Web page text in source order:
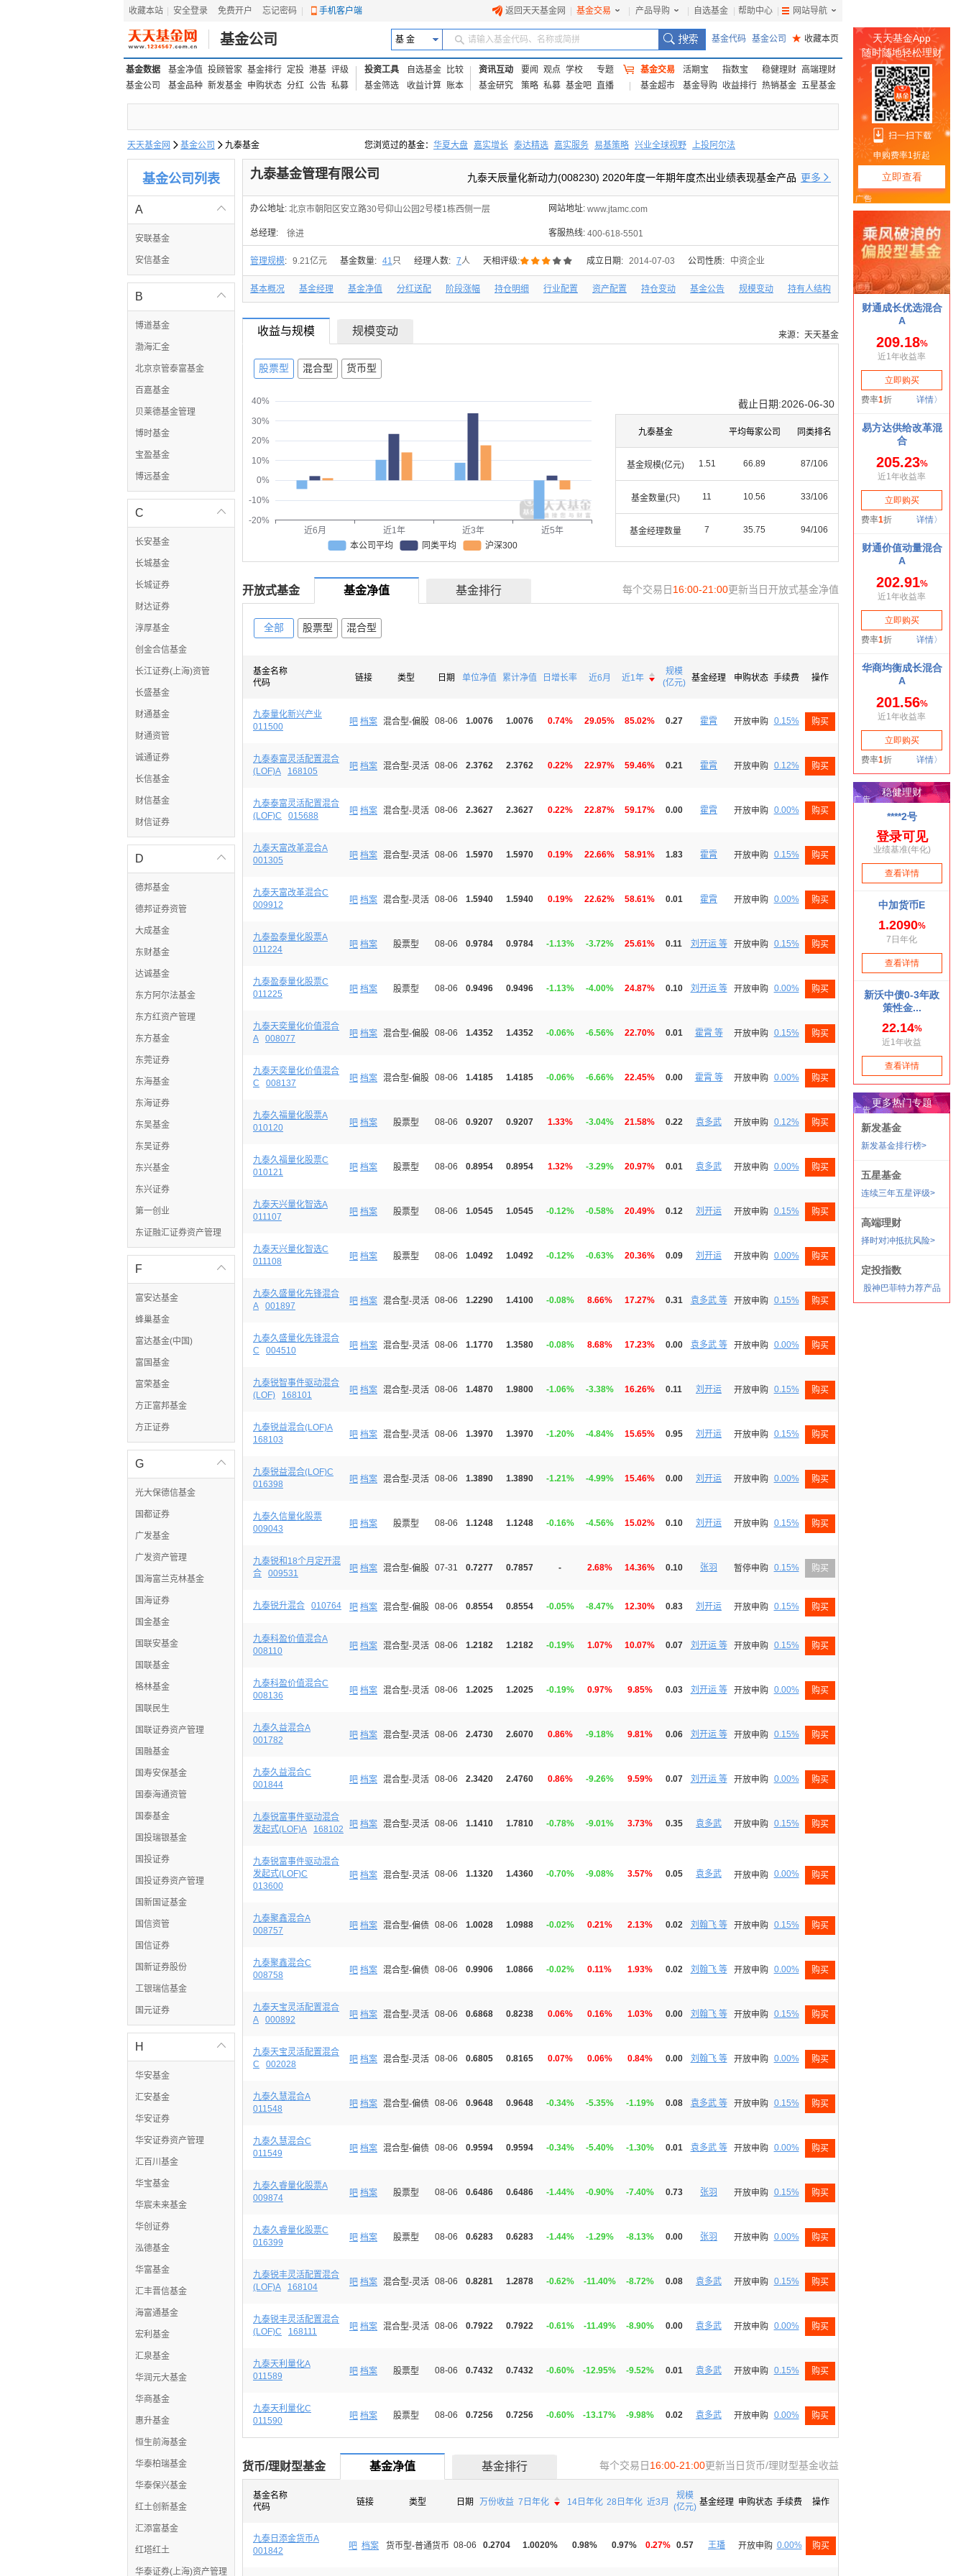
收藏本站 安全登录 免费开户 忘记密码 手机客户端 返回天天基金网 基金交易 产品导购 自选基金 帮助中心 网站导航
基金公司 基 金 请输入基金代码、名称或简拼 基金代码 基金公司 ★ 收藏本页
基金数据 基金净值 投顾管家 基金排行 定投 港基 评级
基金公司
基金品种 新发基金 申购状态 分红 公告 私募
投资工具 自选基金
比较
基金筛选
收益计算 账本
资讯互动 要闻 观点 学校
专题
基金研究
策略 私募 基金吧 直播
基金交易 活期宝 指数宝 稳健理财 高端理财
基金超市
基金导购 收益排行 热销基金 五星基金
天天基金网  基金公司  九泰基金 您浏览过的基金： 华夏大盘 嘉实增长 泰达精选 嘉实服务 易基策略 兴业全球视野 上投阿尔法
易方达上证中盘ETF联接A
基金公司列表

A
安联基金
安信基金

B
博道基金
渤海汇金
北京京管泰富基金
百嘉基金
贝莱德基金管理
博时基金
宝盈基金
博远基金

C
长安基金
长城基金
长城证券
财达证券
淳厚基金
创金合信基金
长江证券(上海)资管
长盛基金
财通基金
财通资管
诚通证券
长信基金
财信基金
财信证券

D
德邦基金
德邦证券资管
大成基金
东财基金
达诚基金
东方阿尔法基金
东方红资产管理
东方基金
东莞证券
东海基金
东海证券
东吴基金
东吴证券
东兴基金
东兴证券
第一创业
东证融汇证券资产管理

F
富安达基金
蜂巢基金
富达基金(中国)
富国基金
富荣基金
方正富邦基金
方正证券

G
光大保德信基金
国都证券
广发基金
广发资产管理
国海富兰克林基金
国海证券
国金基金
国联安基金
国联基金
格林基金
国联民生
国联证券资产管理
国融基金
国寿安保基金
国泰海通资管
国泰基金
国投瑞银基金
国投证券
国投证券资产管理
国新国证基金
国信资管
国信证券
国新证券股份
工银瑞信基金
国元证券

H
华安基金
汇安基金
华安证券
华安证券资产管理
汇百川基金
华宝基金
华宸未来基金
华创证券
泓德基金
华富基金
汇丰晋信基金
海富通基金
宏利基金
汇泉基金
华润元大基金
华商基金
惠升基金
恒生前海基金
华泰柏瑞基金
华泰保兴基金
红土创新基金
汇添富基金
红塔红土
华泰证券(上海)资产管理
九泰基金管理有限公司 九泰天辰量化新动力(008230) 2020年度一年期年度杰出业绩表现基金产品 更多 
办公地址: 北京市朝阳区安立路30号仰山公园2号楼1栋西侧一层
总经理: 徐进
网站地址: www.jtamc.com
客服热线: 400-618-5501
管理规模: 9.21亿元 基金数量: 41只 经理人数: 7人 天相评级: 成立日期: 2014-07-03 公司性质: 中资企业
基本概况 基金经理 基金净值 分红送配 阶段涨幅 持仓明细 行业配置 资产配置 持仓变动 基金公告 规模变动 持有人结构
收益与规模 规模变动 来源：天天基金
股票型 混合型 货币型
-20%
-10%
0%
10%
20%
30%
40%
近6月 近1年 近3年
近5年
本公司平均
同类平均 沪深300
截止日期:2026-06-30
九泰基金 平均每家公司 同类排名
基金规模(亿元) 1.51 66.89 87/106
基金数量(只) 11 10.56 33/106
基金经理数量 7 35.75 94/106
开放式基金 基金净值 基金排行 每个交易日 16:00-21:00更新当日开放式基金净值
全部 股票型 混合型
基金名称
代码
链接 类型 日期 单位净值 累计净值 日增长率 近6月 近1年 

规模
(亿元)
基金经理 申购状态 手续费 操作
九泰量化新兴产业
011500
吧 档案 混合型-偏股 08-06 1.0076 1.0076 0.74% 29.05% 85.02% 0.27 霍霄 开放申购 0.15% 购买
九泰泰富灵活配置混合
(LOF)A
168105 吧 档案 混合型-灵活 08-06 2.3762 2.3762 0.22% 22.97% 59.46% 0.21 霍霄 开放申购 0.12% 购买
九泰泰富灵活配置混合
(LOF)C
015688 吧 档案 混合型-灵活 08-06 2.3627 2.3627 0.22% 22.87% 59.17% 0.00 霍霄 开放申购 0.00% 购买
九泰天富改革混合A
001305
吧 档案 混合型-灵活 08-06 1.5970 1.5970 0.19% 22.66% 58.91% 1.83 霍霄 开放申购 0.15% 购买
九泰天富改革混合C
009912
吧 档案 混合型-灵活 08-06 1.5940 1.5940 0.19% 22.62% 58.61% 0.01 霍霄 开放申购 0.00% 购买
九泰盈泰量化股票A
011224
吧 档案 股票型 08-06 0.9784 0.9784 -1.13% -3.72% 25.61% 0.11 刘开运 等 开放申购 0.15% 购买
九泰盈泰量化股票C
011225
吧 档案 股票型 08-06 0.9496 0.9496 -1.13% -4.00% 24.87% 0.10 刘开运 等 开放申购 0.00% 购买
九泰天奕量化价值混合
A
008077 吧 档案 混合型-偏股 08-06 1.4352 1.4352 -0.06% -6.56% 22.70% 0.01 霍霄 等 开放申购 0.15% 购买
九泰天奕量化价值混合
C
008137 吧 档案 混合型-偏股 08-06 1.4185 1.4185 -0.06% -6.66% 22.45% 0.00 霍霄 等 开放申购 0.00% 购买
九泰久福量化股票A
010120
吧 档案 股票型 08-06 0.9207 0.9207 1.33% -3.04% 21.58% 0.22 袁多武 开放申购 0.12% 购买
九泰久福量化股票C
010121
吧 档案 股票型 08-06 0.8954 0.8954 1.32% -3.29% 20.97% 0.01 袁多武 开放申购 0.00% 购买
九泰天兴量化智选A
011107
吧 档案 股票型 08-06 1.0545 1.0545 -0.12% -0.58% 20.49% 0.12 刘开运 开放申购 0.15% 购买
九泰天兴量化智选C
011108
吧 档案 股票型 08-06 1.0492 1.0492 -0.12% -0.63% 20.36% 0.09 刘开运 开放申购 0.00% 购买
九泰久盛量化先锋混合
A
001897 吧 档案 混合型-灵活 08-06 1.2290 1.4100 -0.08% 8.66% 17.27% 0.31 袁多武 等 开放申购 0.15% 购买
九泰久盛量化先锋混合
C
004510 吧 档案 混合型-灵活 08-06 1.1770 1.3580 -0.08% 8.68% 17.23% 0.00 袁多武 等 开放申购 0.00% 购买
九泰锐智事件驱动混合
(LOF)
168101 吧 档案 混合型-灵活 08-06 1.4870 1.9800 -1.06% -3.38% 16.26% 0.11 刘开运 开放申购 0.15% 购买
九泰锐益混合(LOF)A
168103
吧 档案 混合型-灵活 08-06 1.3970 1.3970 -1.20% -4.84% 15.65% 0.95 刘开运 开放申购 0.15% 购买
九泰锐益混合(LOF)C
016398
吧 档案 混合型-灵活 08-06 1.3890 1.3890 -1.21% -4.99% 15.46% 0.00 刘开运 开放申购 0.00% 购买
九泰久信量化股票
009043
吧 档案 股票型 08-06 1.1248 1.1248 -0.16% -4.56% 15.02% 0.10 刘开运 开放申购 0.15% 购买
九泰锐和18个月定开混
合
009531 吧 档案 混合型-偏股 07-31 0.7277 0.7857 - 2.68% 14.36% 0.10 张羽 暂停申购 0.15% 购买
九泰锐升混合 010764 吧 档案 混合型-偏股 08-06 0.8554 0.8554 -0.05% -8.47% 12.30% 0.83 刘开运 开放申购 0.15% 购买
九泰科盈价值混合A
008110
吧 档案 混合型-灵活 08-06 1.2182 1.2182 -0.19% 1.07% 10.07% 0.07 刘开运 等 开放申购 0.15% 购买
九泰科盈价值混合C
008136
吧 档案 混合型-灵活 08-06 1.2025 1.2025 -0.19% 0.97% 9.85% 0.03 刘开运 等 开放申购 0.00% 购买
九泰久益混合A
001782
吧 档案 混合型-灵活 08-06 2.4730 2.6070 0.86% -9.18% 9.81% 0.06 刘开运 等 开放申购 0.15% 购买
九泰久益混合C
001844
吧 档案 混合型-灵活 08-06 2.3420 2.4760 0.86% -9.26% 9.59% 0.07 刘开运 等 开放申购 0.00% 购买
九泰锐富事件驱动混合
发起式(LOF)A
168102 吧 档案 混合型-灵活 08-06 1.1410 1.7810 -0.78% -9.01% 3.73% 0.35 袁多武 开放申购 0.15% 购买
九泰锐富事件驱动混合
发起式(LOF)C
013600
吧 档案 混合型-灵活 08-06 1.1320 1.4360 -0.70% -9.08% 3.57% 0.05 袁多武 开放申购 0.00% 购买
九泰聚鑫混合A
008757
吧 档案 混合型-偏债 08-06 1.0028 1.0988 -0.02% 0.21% 2.13% 0.02 刘翰飞 等 开放申购 0.15% 购买
九泰聚鑫混合C
008758
吧 档案 混合型-偏债 08-06 0.9906 1.0866 -0.02% 0.11% 1.93% 0.02 刘翰飞 等 开放申购 0.00% 购买
九泰天宝灵活配置混合
A
000892 吧 档案 混合型-灵活 08-06 0.6868 0.8238 0.06% 0.16% 1.03% 0.00 刘翰飞 等 开放申购 0.15% 购买
九泰天宝灵活配置混合
C
002028 吧 档案 混合型-灵活 08-06 0.6805 0.8165 0.07% 0.06% 0.84% 0.00 刘翰飞 等 开放申购 0.00% 购买
九泰久慧混合A
011548
吧 档案 混合型-偏债 08-06 0.9648 0.9648 -0.34% -5.35% -1.19% 0.08 袁多武 等 开放申购 0.15% 购买
九泰久慧混合C
011549
吧 档案 混合型-偏债 08-06 0.9594 0.9594 -0.34% -5.40% -1.30% 0.01 袁多武 等 开放申购 0.00% 购买
九泰久睿量化股票A
009874
吧 档案 股票型 08-06 0.6486 0.6486 -1.44% -0.90% -7.40% 0.73 张羽 开放申购 0.15% 购买
九泰久睿量化股票C
016399
吧 档案 股票型 08-06 0.6283 0.6283 -1.44% -1.29% -8.13% 0.00 张羽 开放申购 0.00% 购买
九泰锐丰灵活配置混合
(LOF)A
168104 吧 档案 混合型-灵活 08-06 0.8281 1.2878 -0.62% -11.40% -8.72% 0.08 袁多武 开放申购 0.15% 购买
九泰锐丰灵活配置混合
(LOF)C
168111 吧 档案 混合型-灵活 08-06 0.7922 0.7922 -0.61% -11.49% -8.90% 0.00 袁多武 开放申购 0.00% 购买
九泰天利量化A
011589
吧 档案 股票型 08-06 0.7432 0.7432 -0.60% -12.95% -9.52% 0.01 袁多武 开放申购 0.15% 购买
九泰天利量化C
011590
吧 档案 股票型 08-06 0.7256 0.7256 -0.60% -13.17% -9.98% 0.02 袁多武 开放申购 0.00% 购买
货币/理财型基金 基金净值 基金排行 每个交易日 16:00-21:00更新当日货币/理财型基金收益
基金名称
代码
链接 类型 日期 万份收益 7日年化 
 14日年化 28日年化 近3月
规模
(亿元) 基金经理 申购状态 手续费 操作
九泰日添金货币A
001842
吧 档案 货币型-普通货币 08-06 0.2704 1.0020% 0.98% 0.97% 0.27% 0.57 王璠 开放申购 0.00% 购买